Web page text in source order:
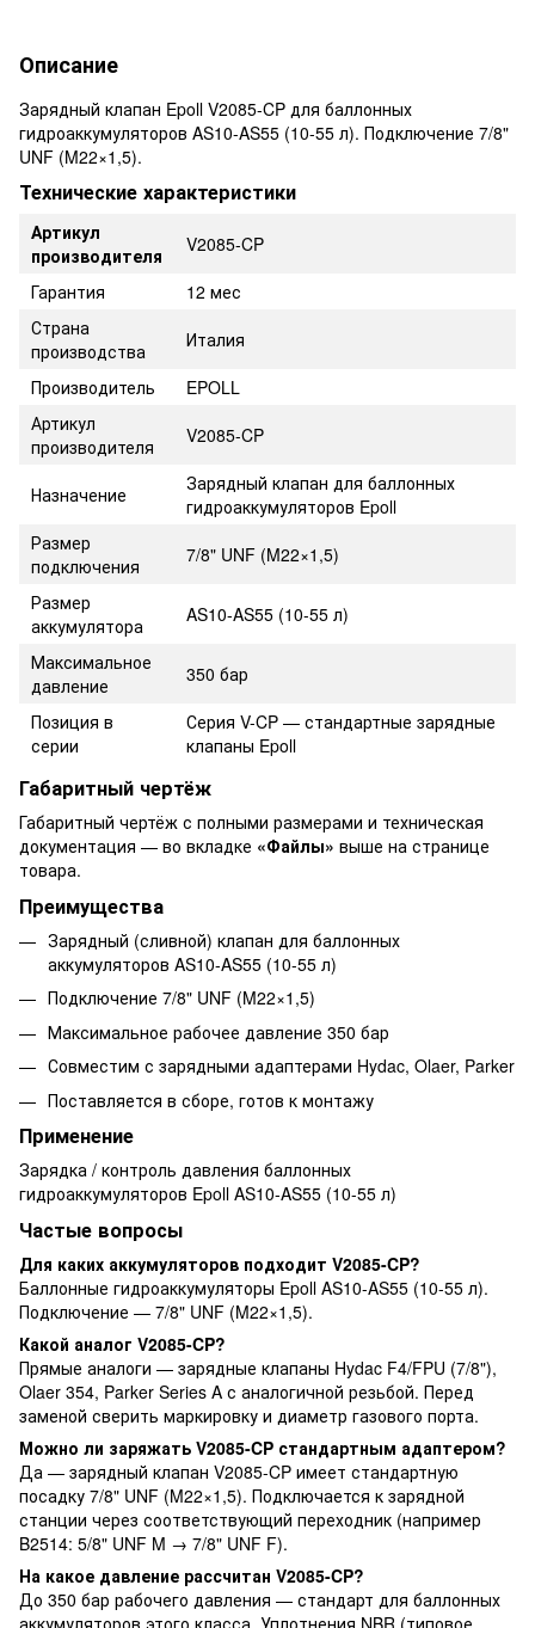
Описание
Зарядный клапан Epoll V2085-CP для баллонных
гидроаккумуляторов AS10-AS55 (10-55 л). Подключение 7/8"
UNF (M22×1,5).
Технические характеристики
Артикул
производителя
V2085-CP
Гарантия
12 мес
Страна
производства
Италия
Производитель
EPOLL
Артикул
производителя
V2085-CP
Назначение
Зарядный клапан для баллонных
гидроаккумуляторов Epoll
Размер
подключения
7/8" UNF (M22×1,5)
Размер
аккумулятора
AS10-AS55 (10-55 л)
Максимальное
давление
350 бар
Позиция в
серии
Серия V-CP — стандартные зарядные
клапаны Epoll
Габаритный чертёж
Габаритный чертёж с полными размерами и техническая
документация — во вкладке «Файлы» выше на странице
товара.
Преимущества
Зарядный (сливной) клапан для баллонных
аккумуляторов AS10-AS55 (10-55 л)
Подключение 7/8" UNF (M22×1,5)
Максимальное рабочее давление 350 бар
Совместим с зарядными адаптерами Hydac, Olaer, Parker
Поставляется в сборе, готов к монтажу
Применение
Зарядка / контроль давления баллонных
гидроаккумуляторов Epoll AS10-AS55 (10-55 л)
Частые вопросы
Для каких аккумуляторов подходит V2085-CP?
Баллонные гидроаккумуляторы Epoll AS10-AS55 (10-55 л).
Подключение — 7/8" UNF (M22×1,5).
Какой аналог V2085-CP?
Прямые аналоги — зарядные клапаны Hydac F4/FPU (7/8"),
Olaer 354, Parker Series A с аналогичной резьбой. Перед
заменой сверить маркировку и диаметр газового порта.
Можно ли заряжать V2085-CP стандартным адаптером?
Да — зарядный клапан V2085-CP имеет стандартную
посадку 7/8" UNF (M22×1,5). Подключается к зарядной
станции через соответствующий переходник (например
B2514: 5/8" UNF M → 7/8" UNF F).
На какое давление рассчитан V2085-CP?
До 350 бар рабочего давления — стандарт для баллонных